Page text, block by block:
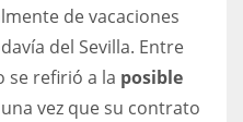
de vacaciones
del Sevilla. Entre
se refirió a la posible
vez que su contrato